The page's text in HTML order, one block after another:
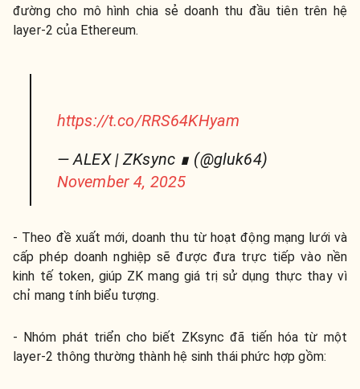
đường cho mô hình chia sẻ doanh thu đầu tiên trên hệ
layer-2 của Ethereum.
https://t.co/RRS64KHyam
— ALEX | ZKsync ∎ (@gluk64)
November 4, 2025
- Theo đề xuất mới, doanh thu từ hoạt động mạng lưới và
cấp phép doanh nghiệp sẽ được đưa trực tiếp vào nền
kinh tế token, giúp ZK mang giá trị sử dụng thực thay vì
chỉ mang tính biểu tượng.
- Nhóm phát triển cho biết ZKsync đã tiến hóa từ một
layer-2 thông thường thành hệ sinh thái phức hợp gồm: